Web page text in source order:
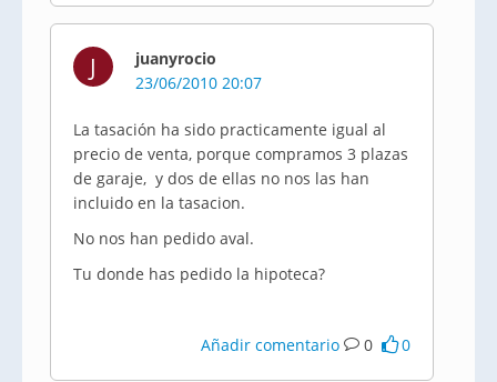
J
juanyrocio
23/06/2010 20:07
La tasación ha sido practicamente igual al
precio de venta, porque compramos 3 plazas
de garaje, y dos de ellas no nos las han
incluido en la tasacion.
No nos han pedido aval.
Tu donde has pedido la hipoteca?
Añadir comentario 0 0